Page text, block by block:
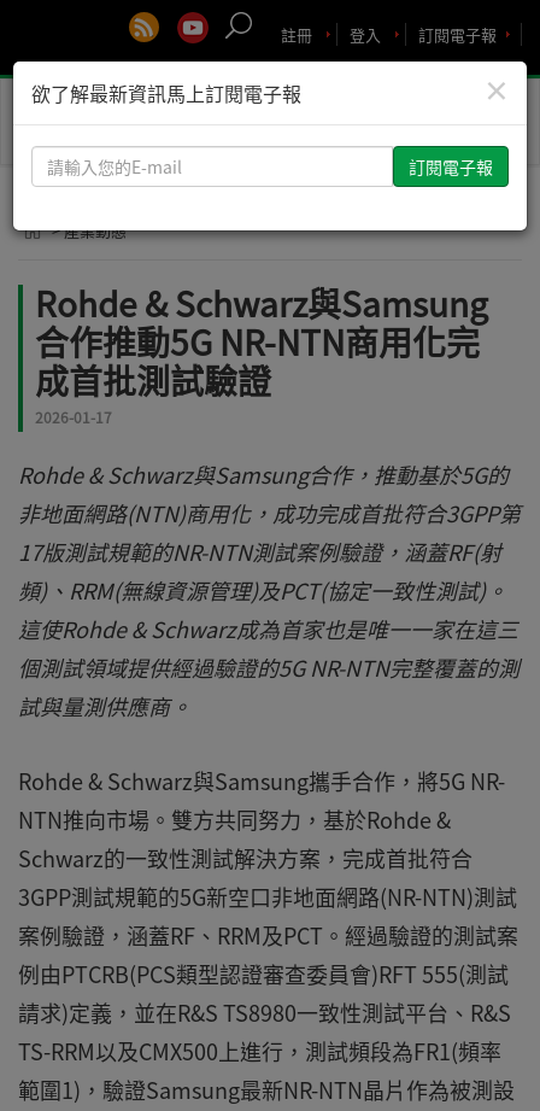
訂閱電子報
登入
註冊
Toggle
> 產業動態
Rohde & Schwarz與Samsung
合作推動5G NR-NTN商用化完
成首批測試驗證
2026-01-17
Rohde & Schwarz與Samsung合作，推動基於5G的
非地面網路(NTN)商用化，成功完成首批符合3GPP第
17版測試規範的NR-NTN測試案例驗證，涵蓋RF(射
頻)、RRM(無線資源管理)及PCT(協定一致性測試)。
這使Rohde & Schwarz成為首家也是唯一一家在這三
個測試領域提供經過驗證的5G NR-NTN完整覆蓋的測
試與量測供應商。
Rohde & Schwarz與Samsung攜手合作，將5G NR-
NTN推向市場。雙方共同努力，基於Rohde &
Schwarz的一致性測試解決方案，完成首批符合
3GPP測試規範的5G新空口非地面網路(NR-NTN)測試
案例驗證，涵蓋RF、RRM及PCT。經過驗證的測試案
例由PTCRB(PCS類型認證審查委員會)RFT 555(測試
請求)定義，並在R&S TS8980一致性測試平台、R&S
TS-RRM以及CMX500上進行，測試頻段為FR1(頻率
範圍1)，驗證Samsung最新NR-NTN晶片作為被測設
×
欲了解最新資訊馬上訂閱電子報
請
輸
您
E-
mail